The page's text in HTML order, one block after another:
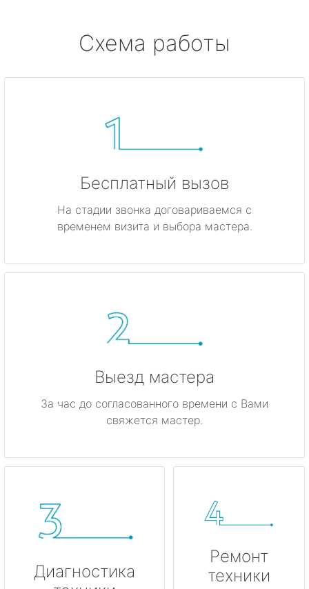
Схема работы
Бесплатный вызов
На стадии звонка договариваемся с
временем визита и выбора мастера.
Выезд мастера
За час до согласованного времени с Вами
свяжется мастер.
Диагностика
Ремонт
техники